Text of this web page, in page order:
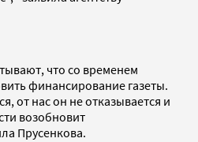
что со временем
финансирование газеты.
от нас он не отказывается и
возобновит
Прусенкова.